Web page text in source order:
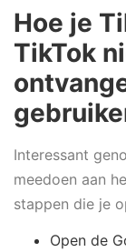
Hoe je
TikTok
Interessant
meedoen aan
stappen die je
Open de